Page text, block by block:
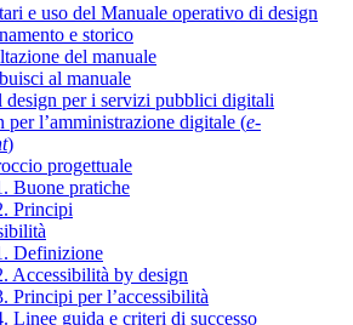
e uso del Manuale operativo di design
e storico
del manuale
al manuale
design per i servizi pubblici digitali
per l’amministrazione digitale (e-
)
progettuale
Buone pratiche
Principi
Definizione
Accessibilità by design
Principi per l’accessibilità
Linee guida e criteri di successo